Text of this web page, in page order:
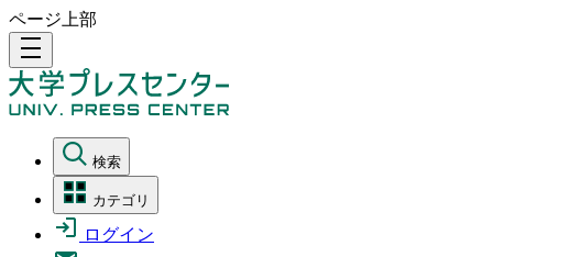
ページ上部
density_medium
検索
カテゴリ
ログイン